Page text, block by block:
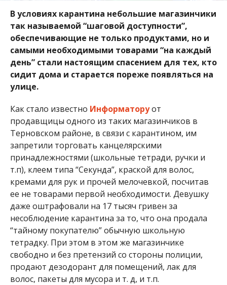
В условиях карантина небольшие магазинчики
так называемой “шаговой доступности”,
обеспечивающие не только продуктами, но и
самыми необходимыми товарами “на каждый
день” стали настоящим спасением для тех, кто
сидит дома и старается пореже появляться на
улице.
Как стало известно Информаторуот
продавщицы одного из таких магазинчиков в
Терновском районе, в связи с карантином, им
запретили торговать канцелярскими
принадлежностями (школьные тетради, ручки и
т.п), клеем типа “Секунда”, краской для волос,
кремами для рук и прочей мелочевкой, посчитав
ее не товарами первой необходимости. Девушку
даже оштрафовали на 17 тысяч гривен за
несоблюдение карантина за то, что она продала
“тайному покупателю” обычную школьную
тетрадку. При этом в этом же магазинчике
свободно и без претензий со стороны полиции,
продают дезодорант для помещений, лак для
волос, пакеты для мусора и т. д, и т.п.